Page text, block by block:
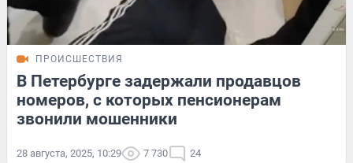
ПРОИСШЕСТВИЯ
В Петербурге задержали продавцов
номеров, с которых пенсионерам
звонили мошенники
28 августа, 2025, 10:29 7 730 24